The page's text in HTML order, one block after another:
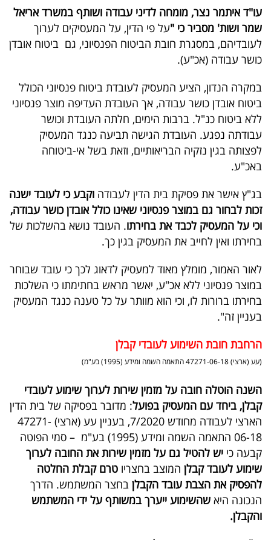
40
שיתופי
דרושים
ניוזלטרים
מייל
אדום
פרסמו
באייס
עקבו
אחרינו:
עו"ד איתמר נצר, מומחה לדיני עבודה ושותף במשרד אריאל
שמר ושות' מסביר כי "על פי הדין, על המעסיקים לערוך
לעובדיהם, במסגרת חובת הביטוח הפנסיוני, גם ביטוח אובדן
כושר עבודה (אכ"ע).
במקרה הנדון, הציע המעסיק לעובדת ביטוח פנסיוני הכולל
ביטוח אובדן כושר עבודה, אך העובדת העדיפה מוצר פנסיוני
ללא ביטוח כנ"ל. ברבות הימים, חלתה העובדת וכושר
עבודתה נפגע. העובדת הגישה תביעה כנגד המעסיק
לפצותה בגין נזקיה הבריאותיים, וזאת בשל אי-ביטוחה
באכ"ע.
בג"ץ אישר את פסיקת בית הדין לעבודה וקבע כי לעובד ישנה
זכות לבחור גם במוצר פנסיוני שאינו כולל אובדן כושר עבודה,
וכי על המעסיק לכבד את בחירתו. העובד נושא בהשלכות של
בחירתו ואין לחייב את המעסיק בגין כך.
לאור האמור, מומלץ מאוד למעסיק לדאוג לכך כי עובד שבוחר
במוצר פנסיוני ללא אכ"ע, יאשר מראש בחתימתו כי השלכות
בחירתו ברורות לו, וכי הוא מוותר על כל טענה כנגד המעסיק
בעניין זה".
הרחבת חובת השימוע לעובדי קבלן
(עע (ארצי) 47271-06-18 התאמה השמה ומידע (1995) בע"מ)
השנה הוטלה חובה על מזמין שירות לערוך שימוע לעובדי
קבלן, ביחד עם המעסיק בפועל: מדובר בפסיקה של בית הדין
הארצי לעבודה מחודש 7/2020, בעניין עע (ארצי) 47271-
06-18 התאמה השמה ומידע (1995) בע"מ
– סמי הפוטה
קבעה כי יש להטיל גם על מזמין שירות את החובה לערוך
שימוע לעובד קבלן המוצב בחצריו טרם קבלת החלטה
להפסיק את הצבת עובד הקבלן בחצר המשתמש. הדרך
הנכונה היא שהשימוע ייערך במשותף על ידי המשתמש
והקבלן.